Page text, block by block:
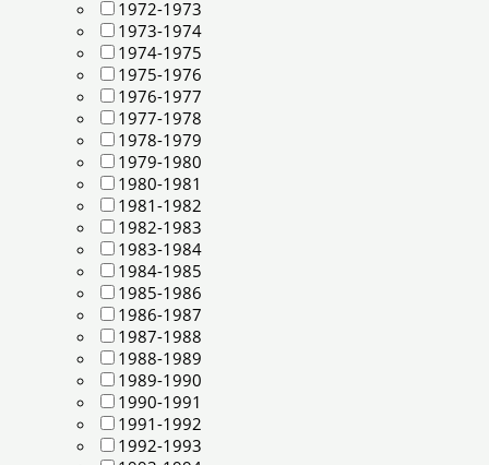
1972-1973
1973-1974
1974-1975
1975-1976
1976-1977
1977-1978
1978-1979
1979-1980
1980-1981
1981-1982
1982-1983
1983-1984
1984-1985
1985-1986
1986-1987
1987-1988
1988-1989
1989-1990
1990-1991
1991-1992
1992-1993